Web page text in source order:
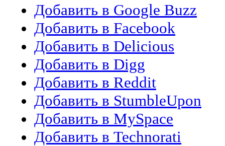
Добавить в Google Buzz
Добавить в Facebook
Добавить в Delicious
Добавить в Digg
Добавить в Reddit
Добавить в StumbleUpon
Добавить в MySpace
Добавить в Technorati